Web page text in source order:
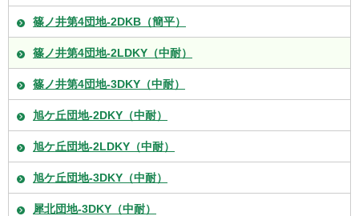
篠ノ井第4団地-2DKB（簡平）
篠ノ井第4団地-2LDKY（中耐）
篠ノ井第4団地-3DKY（中耐）
旭ケ丘団地-2DKY（中耐）
旭ケ丘団地-2LDKY（中耐）
旭ケ丘団地-3DKY（中耐）
犀北団地-3DKY（中耐）